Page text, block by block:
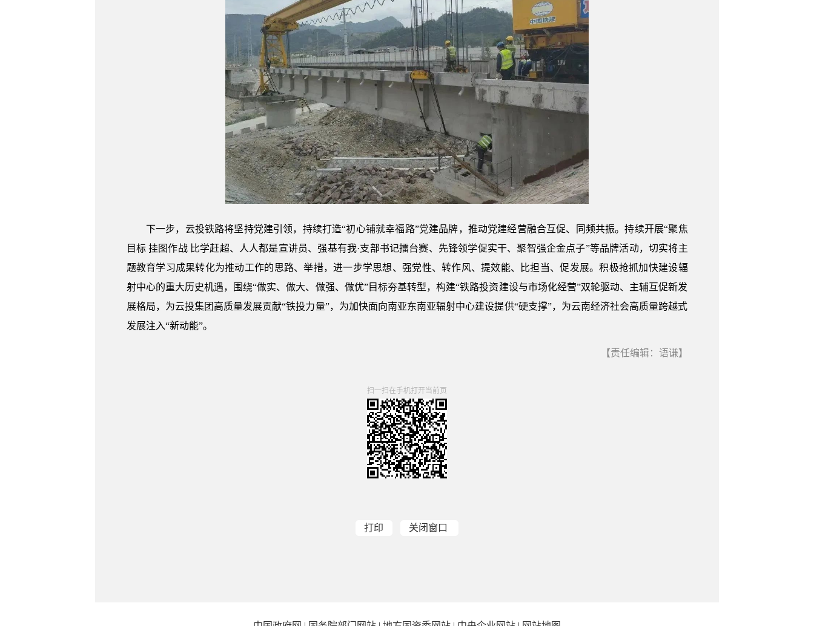
下一步，云投铁路将坚持党建引领，持续打造“初心铺就幸福路”党建品牌，推动党建经营融合互促、同频共振。持续开展“聚焦
目标 挂图作战 比学赶超、人人都是宣讲员、强基有我·支部书记擂台赛、先锋领学促实干、聚智强企金点子”等品牌活动，切实将主
题教育学习成果转化为推动工作的思路、举措，进一步学思想、强党性、转作风、提效能、比担当、促发展。积极抢抓加快建设辐
射中心的重大历史机遇，围绕“做实、做大、做强、做优”目标夯基转型，构建“铁路投资建设与市场化经营”双轮驱动、主辅互促新发
展格局，为云投集团高质量发展贡献“铁投力量”，为加快面向南亚东南亚辐射中心建设提供“硬支撑”，为云南经济社会高质量跨越式
发展注入“新动能”。
【责任编辑：语谦】
扫一扫在手机打开当前页
打印 关闭窗口